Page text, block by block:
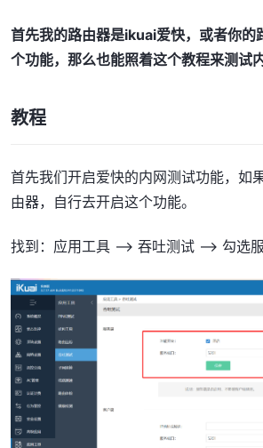
首先我的路由器是ikuai爱快，或者你
个功能，那么也能照着这个教程来测试
教程
首先我们开启爱快的内网测试功能，如
由器，自行去开启这个功能。
找到：应用工具 --> 吞吐测试 --> 勾选服